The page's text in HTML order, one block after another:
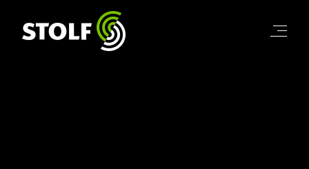
Linha Banheiro
Linha Cozinha
Linha Organização